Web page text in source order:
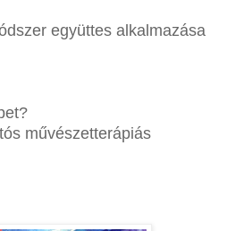
együttes alkalmazása
művészetterápiás